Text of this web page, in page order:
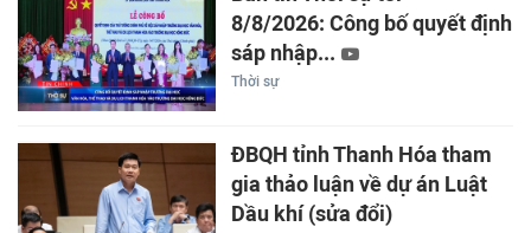
8/8/2026: Công bố quyết định
sáp nhập...
Thời sự
ĐBQH tỉnh Thanh Hóa tham
gia thảo luận về dự án Luật
Dầu khí (sửa đổi)